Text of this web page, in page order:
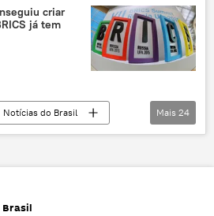
Canuto
Lava Jato
criar
já tem
Notícias do Brasil
Índia
Mais 24
Brasil